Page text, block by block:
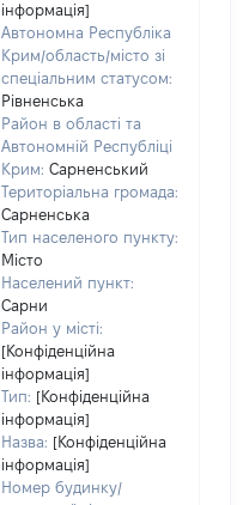
інформація]
Автономна Республіка
Крим/область/місто зі
спеціальним статусом:
Рівненська
Район в області та
Автономній Республіці
Крим: Сарненський
Територіальна громада:
Сарненська
Тип населеного пункту:
Місто
Населений пункт:
Сарни
Район у місті:
[Конфіденційна
інформація]
Тип: [Конфіденційна
інформація]
Назва: [Конфіденційна
інформація]
Номер будинку/